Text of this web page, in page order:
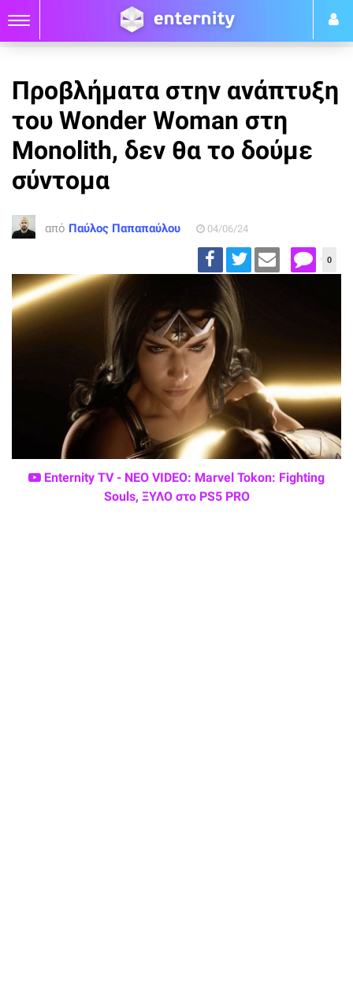
Προβλήματα στην ανάπτυξη
του Wonder Woman στη
Monolith, δεν θα το δούμε
σύντομα
από Παύλος Παπαπαύλου 04/06/24
0
Enternity TV - ΝΕΟ VIDEO: Marvel Tokon: Fighting
Souls, ΞΥΛΟ στο PS5 PRO